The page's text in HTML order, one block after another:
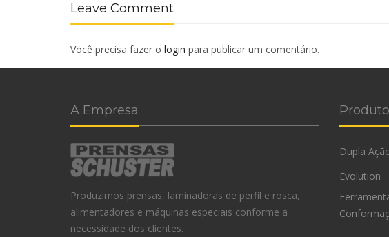
Leave Comment
Você precisa fazer o login para publicar um comentário.
A Empresa
Produzimos prensas, laminadoras de perfil e rosca,
alimentadores e máquinas especiais conforme a
necessidade dos clientes.
Dupla
Evolution